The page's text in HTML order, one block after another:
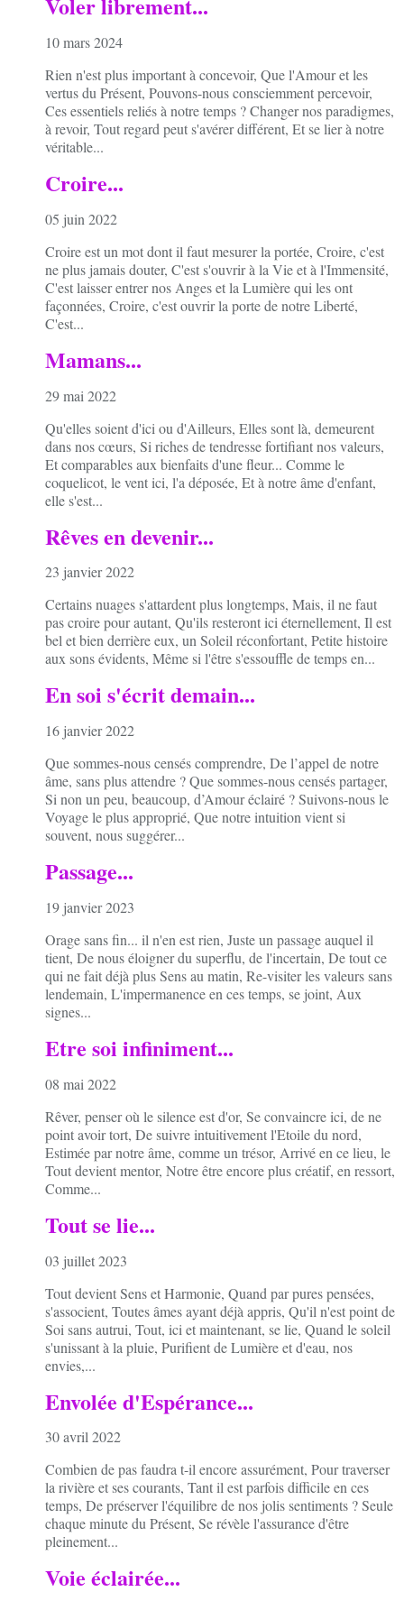
10 mars 2024
Rien n'est plus important à concevoir, Que l'Amour et les
vertus du Présent, Pouvons-nous consciemment percevoir,
Ces essentiels reliés à notre temps ? Changer nos paradigmes,
à revoir, Tout regard peut s'avérer différent, Et se lier à notre
véritable...
Croire...
05 juin 2022
Croire est un mot dont il faut mesurer la portée, Croire, c'est
ne plus jamais douter, C'est s'ouvrir à la Vie et à l'Immensité,
C'est laisser entrer nos Anges et la Lumière qui les ont
façonnées, Croire, c'est ouvrir la porte de notre Liberté,
C'est...
Mamans...
29 mai 2022
Qu'elles soient d'ici ou d'Ailleurs, Elles sont là, demeurent
dans nos cœurs, Si riches de tendresse fortifiant nos valeurs,
Et comparables aux bienfaits d'une fleur... Comme le
coquelicot, le vent ici, l'a déposée, Et à notre âme d'enfant,
elle s'est...
Rêves en devenir...
23 janvier 2022
Certains nuages s'attardent plus longtemps, Mais, il ne faut
pas croire pour autant, Qu'ils resteront ici éternellement, Il est
bel et bien derrière eux, un Soleil réconfortant, Petite histoire
aux sons évidents, Même si l'être s'essouffle de temps en...
En soi s'écrit demain...
16 janvier 2022
Que sommes-nous censés comprendre, De l’appel de notre
âme, sans plus attendre ? Que sommes-nous censés partager,
Si non un peu, beaucoup, d’Amour éclairé ? Suivons-nous le
Voyage le plus approprié, Que notre intuition vient si
souvent, nous suggérer...
Passage...
19 janvier 2023
Orage sans fin... il n'en est rien, Juste un passage auquel il
tient, De nous éloigner du superflu, de l'incertain, De tout ce
qui ne fait déjà plus Sens au matin, Re-visiter les valeurs sans
lendemain, L'impermanence en ces temps, se joint, Aux
signes...
Etre soi infiniment...
08 mai 2022
Rêver, penser où le silence est d'or, Se convaincre ici, de ne
point avoir tort, De suivre intuitivement l'Etoile du nord,
Estimée par notre âme, comme un trésor, Arrivé en ce lieu, le
Tout devient mentor, Notre être encore plus créatif, en ressort,
Comme...
Tout se lie...
03 juillet 2023
Tout devient Sens et Harmonie, Quand par pures pensées,
s'associent, Toutes âmes ayant déjà appris, Qu'il n'est point de
Soi sans autrui, Tout, ici et maintenant, se lie, Quand le soleil
s'unissant à la pluie, Purifient de Lumière et d'eau, nos
envies,...
Envolée d'Espérance...
30 avril 2022
Combien de pas faudra t-il encore assurément, Pour traverser
la rivière et ses courants, Tant il est parfois difficile en ces
temps, De préserver l'équilibre de nos jolis sentiments ? Seule
chaque minute du Présent, Se révèle l'assurance d'être
pleinement...
Voie éclairée...